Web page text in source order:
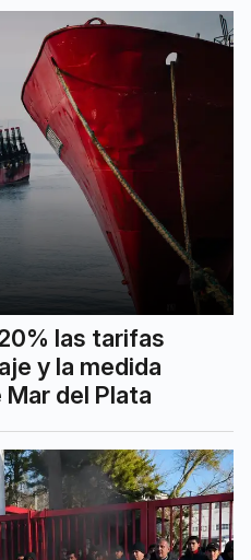
las tarifas
y la medida
del Plata